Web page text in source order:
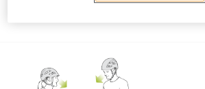
Principes de base de via ferrata